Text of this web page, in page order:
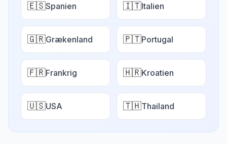
🇪🇸Spanien 🇮🇹Italien
🇬🇷Grækenland 🇵🇹Portugal
🇫🇷Frankrig 🇭🇷Kroatien
🇺🇸USA 🇹🇭Thailand